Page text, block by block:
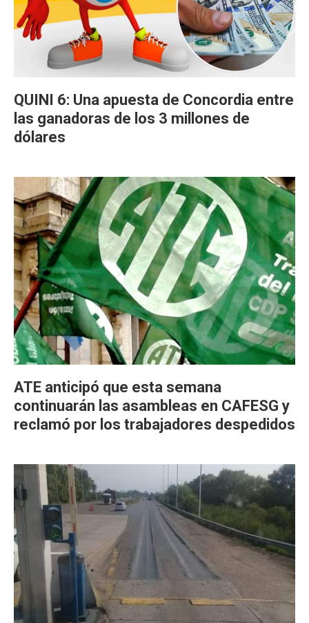
QUINI 6: Una apuesta de Concordia entre
las ganadoras de los 3 millones de
dólares
ATE anticipó que esta semana
continuarán las asambleas en CAFESG y
reclamó por los trabajadores despedidos